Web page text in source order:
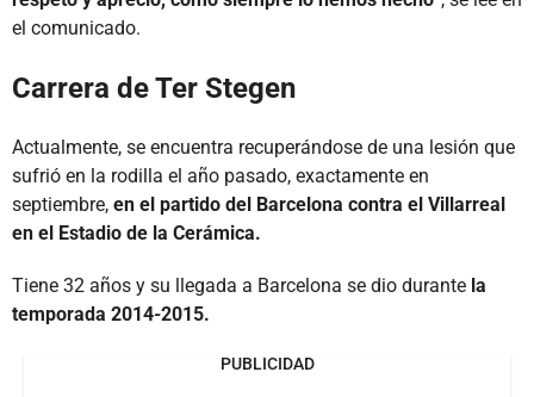
el comunicado.
Carrera de Ter Stegen
Actualmente, se encuentra recuperándose de una lesión que
sufrió en la rodilla el año pasado, exactamente en
septiembre, en el partido del Barcelona contra el Villarreal
en el Estadio de la Cerámica.
Tiene 32 años y su llegada a Barcelona se dio durante la
temporada 2014-2015.
PUBLICIDAD